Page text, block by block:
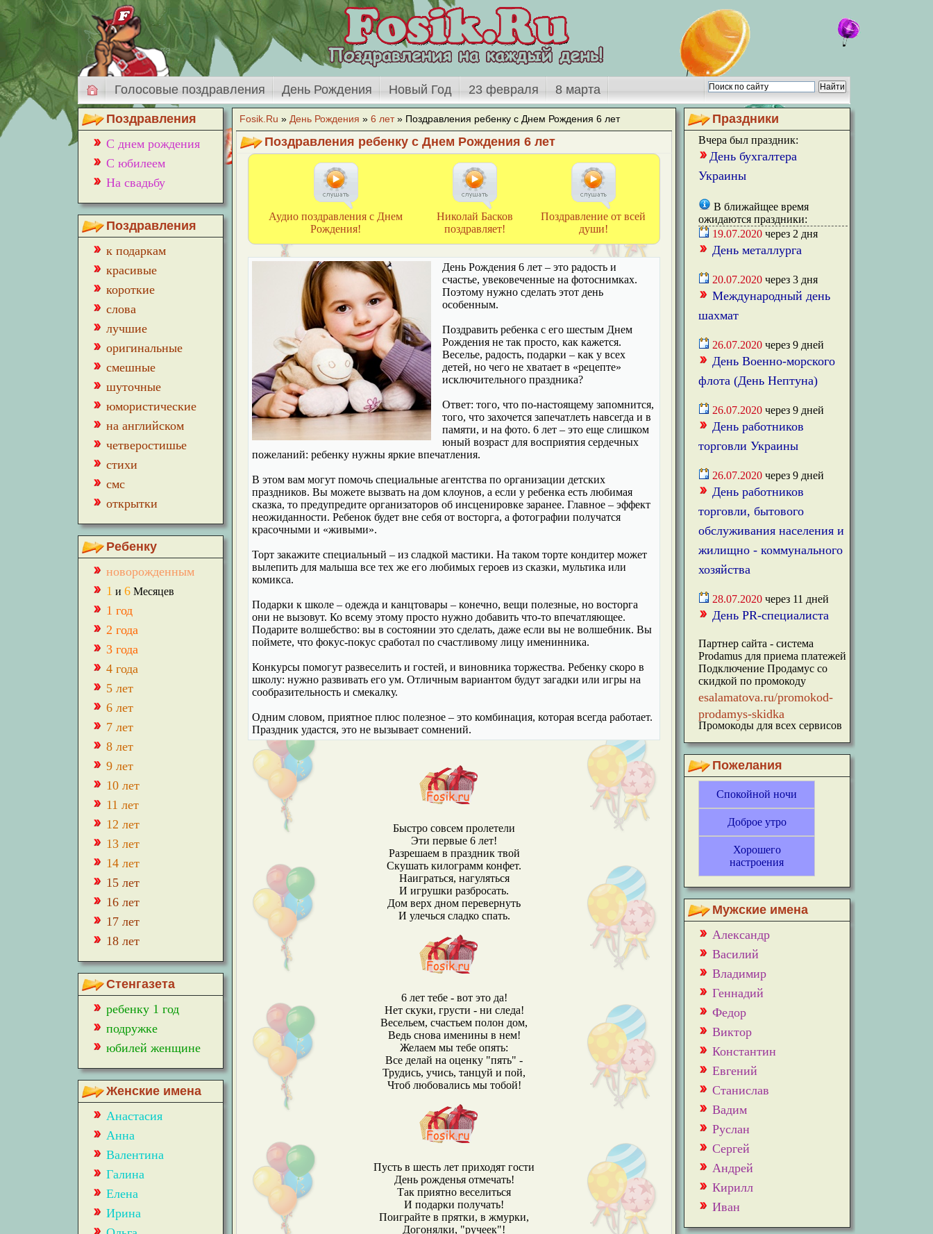
Голосовые поздравления День Рождения Новый Год 23 февраля 8 марта
Fosik.Ru » День Рождения » 6 лет» Поздравления ребенку с Днем Рождения 6 лет
Поздравления ребенку с Днем Рождения 6 лет
Аудио поздравления с Днем
Рождения!
Николай Басков
поздравляет!
Поздравление от всей
души!
День Рождения 6 лет – это радость и
счастье, увековеченные на фотоснимках.
Поэтому нужно сделать этот день
особенным.
Поздравить ребенка с его шестым Днем
Рождения не так просто, как кажется.
Веселье, радость, подарки – как у всех
детей, но чего не хватает в «рецепте»
исключительного праздника?
Ответ: того, что по-настоящему запомнится,
того, что захочется запечатлеть навсегда и в
памяти, и на фото. 6 лет – это еще слишком
юный возраст для восприятия сердечных
пожеланий: ребенку нужны яркие впечатления.
В этом вам могут помочь специальные агентства по организации детских
праздников. Вы можете вызвать на дом клоунов, а если у ребенка есть любимая
сказка, то предупредите организаторов об инсценировке заранее. Главное – эффект
неожиданности. Ребенок будет вне себя от восторга, а фотографии получатся
красочными и «живыми».
Торт закажите специальный – из сладкой мастики. На таком торте кондитер может
вылепить для малыша все тех же его любимых героев из сказки, мультика или
комикса.
Подарки к школе – одежда и канцтовары – конечно, вещи полезные, но восторга
они не вызовут. Ко всему этому просто нужно добавить что-то впечатляющее.
Подарите волшебство: вы в состоянии это сделать, даже если вы не волшебник. Вы
поймете, что фокус-покус сработал по счастливому лицу именинника.
Конкурсы помогут развеселить и гостей, и виновника торжества. Ребенку скоро в
школу: нужно развивать его ум. Отличным вариантом будут загадки или игры на
сообразительность и смекалку.
Одним словом, приятное плюс полезное – это комбинация, которая всегда работает.
Праздник удастся, это не вызывает сомнений.
Быстро совсем пролетели
Эти первые 6 лет!
Разрешаем в праздник твой
Скушать килограмм конфет.
Наиграться, нагуляться
И игрушки разбросать.
Дом верх дном перевернуть
И улечься сладко спать.
6 лет тебе - вот это да!
Нет скуки, грусти - ни следа!
Весельем, счастьем полон дом,
Ведь снова именины в нем!
Желаем мы тебе опять:
Все делай на оценку "пять" -
Трудись, учись, танцуй и пой,
Чтоб любовались мы тобой!
Пусть в шесть лет приходят гости
День рожденья отмечать!
Так приятно веселиться
И подарки получать!
Поиграйте в прятки, в жмурки,
Догонялки, "ручеек"!
Поздравления
С днем рождения
С юбилеем
На свадьбу
Поздравления
к подаркам
красивые
короткие
слова
лучшие
оригинальные
смешные
шуточные
юмористические
на английском
четверостишье
стихи
смс
открытки
Ребенку
новорожденным
1 и 6 Месяцев
1 год
2 года
3 года
4 года
5 лет
6 лет
7 лет
8 лет
9 лет
10 лет
11 лет
12 лет
13 лет
14 лет
15 лет
16 лет
17 лет
18 лет
Стенгазета
ребенку 1 год
подружке
юбилей женщине
Женские имена
Анастасия
Анна
Валентина
Галина
Елена
Ирина
Праздники
Вчера был праздник:
День бухгалтера
Украины
В ближайщее время
ожидаются праздники:
19.07.2020 через 2 дня
День металлурга
20.07.2020 через 3 дня
Международный день
шахмат
26.07.2020 через 9 дней
День Военно-морского
флота (День Нептуна)
26.07.2020 через 9 дней
День работников
торговли Украины
26.07.2020 через 9 дней
День работников
торговли, бытового
обслуживания населения и
жилищно - коммунального
хозяйства
28.07.2020 через 11 дней
День PR-специалиста
Партнер сайта - система
Prodamus для приема платежей
Подключение Продамус со
скидкой по промокоду
esalamatova.ru/promokod-
prodamys-skidka
Промокоды для всех сервисов
Пожелания
Спокойной ночи
Доброе утро
Хорошего
настроения
Мужские имена
Александр
Василий
Владимир
Геннадий
Федор
Виктор
Константин
Евгений
Станислав
Вадим
Руслан
Сергей
Андрей
Кирилл
Иван